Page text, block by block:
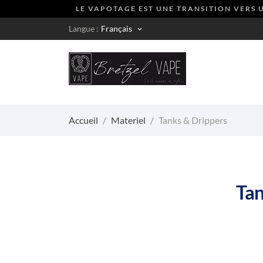
LE VAPOTAGE EST UNE TRANSITION
Langue : Français keyboard_arrow_down
Accueil Materiel Tanks & Drippers